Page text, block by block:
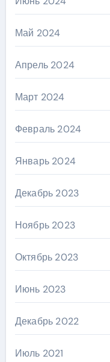
Май 2024
Апрель 2024
Март 2024
Февраль 2024
Январь 2024
Декабрь 2023
Ноябрь 2023
Октябрь 2023
Июнь 2023
Декабрь 2022
Июль 2021